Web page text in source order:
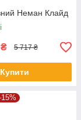
Неман Клайд
₴ 5 717 ₴
Купити